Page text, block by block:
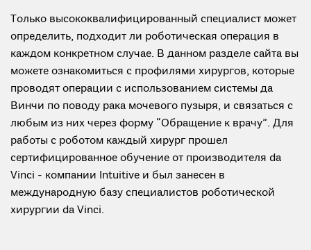
Только высококвалифицированный специалист может
определить, подходит ли роботическая операция в
каждом конкретном случае. В данном разделе сайта вы
можете ознакомиться с профилями хирургов, которые
проводят операции с использованием системы да
Винчи по поводу рака мочевого пузыря, и связаться с
любым из них через форму “Обращение к врачу”. Для
работы с роботом каждый хирург прошел
сертифицированное обучение от производителя da
Vinci - компании Intuitive и был занесен в
международную базу специалистов роботической
хирургии da Vinci.